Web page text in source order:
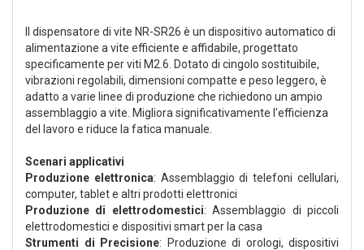
Il dispensatore di vite NR-SR26 è un dispositivo automatico di
alimentazione a vite efficiente e affidabile, progettato
specificamente per viti M2.6. Dotato di cingolo sostituibile,
vibrazioni regolabili, dimensioni compatte e peso leggero, è
adatto a varie linee di produzione che richiedono un ampio
assemblaggio a vite. Migliora significativamente l'efficienza
del lavoro e riduce la fatica manuale.
Scenari applicativi
Produzione elettronica: Assemblaggio di telefoni cellulari,
computer, tablet e altri prodotti elettronici
Produzione di elettrodomestici: Assemblaggio di piccoli
elettrodomestici e dispositivi smart per la casa
Strumenti di Precisione: Produzione di orologi, dispositivi